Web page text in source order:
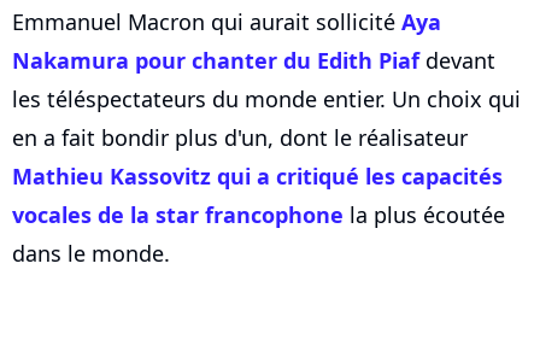
Emmanuel Macron qui aurait sollicité Aya
Nakamura pour chanter du Edith Piafdevant
les téléspectateurs du monde entier. Un choix qui
en a fait bondir plus d'un, dont le réalisateur
Mathieu Kassovitz qui a critiqué les capacités
vocales de la star francophone la plus écoutée
dans le monde.